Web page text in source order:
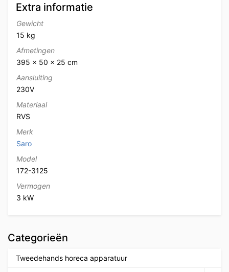
Extra informatie
Gewicht
15 kg
Afmetingen
395 × 50 × 25 cm
Aansluiting
230V
Materiaal
RVS
Merk
Saro
Model
172-3125
Vermogen
3 kW
Categorieën
Tweedehands horeca apparatuur